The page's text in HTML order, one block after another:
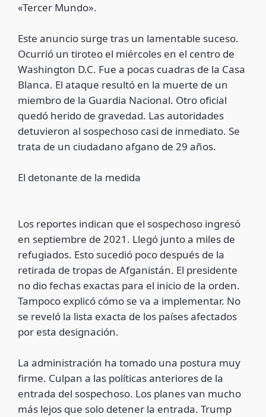
«Tercer Mundo».
Este anuncio surge tras un lamentable suceso.
Ocurrió un tiroteo el miércoles en el centro de
Washington D.C. Fue a pocas cuadras de la Casa
Blanca. El ataque resultó en la muerte de un
miembro de la Guardia Nacional. Otro oficial
quedó herido de gravedad. Las autoridades
detuvieron al sospechoso casi de inmediato. Se
trata de un ciudadano afgano de 29 años.
El detonante de la medida
Los reportes indican que el sospechoso ingresó
en septiembre de 2021. Llegó junto a miles de
refugiados. Esto sucedió poco después de la
retirada de tropas de Afganistán. El presidente
no dio fechas exactas para el inicio de la orden.
Tampoco explicó cómo se va a implementar. No
se reveló la lista exacta de los países afectados
por esta designación.
La administración ha tomado una postura muy
firme. Culpan a las políticas anteriores de la
entrada del sospechoso. Los planes van mucho
más lejos que solo detener la entrada. Trump